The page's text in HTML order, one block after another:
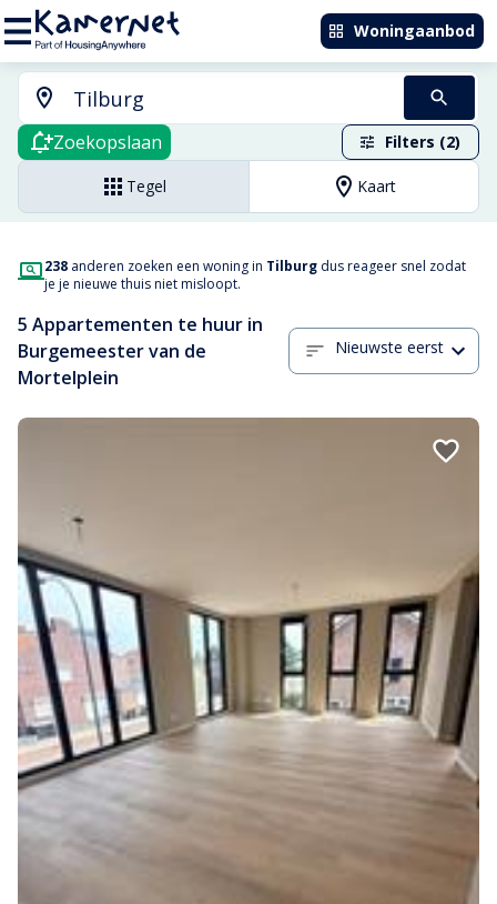
Woningaanbod
Zoekopslaan Filters (2)
Tegel Kaart
238 anderen zoeken een woning in Tilburg dus reageer snel zodat
je je nieuwe thuis niet misloopt.
5 Appartementen te huur in
Burgemeester van de
Mortelplein
Nieuwste eerst